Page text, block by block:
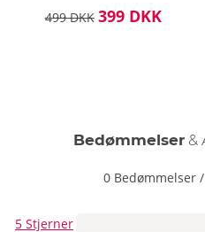
499 DKK 399 DKK
Bedømmelser &
0 Bedømmelser /
5 Stjerner